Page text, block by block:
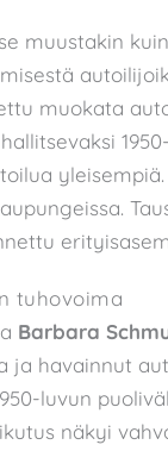
muustakin
muokata
tuhovoima
Barbara
ja havainnut
luvun
näkyi